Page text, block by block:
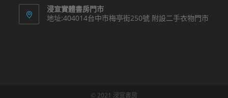
application
in
your
浸宣實體書房門市
地址:404014台中市梅亭街250號 附設二手衣物門市
© 2021 浸宣書房